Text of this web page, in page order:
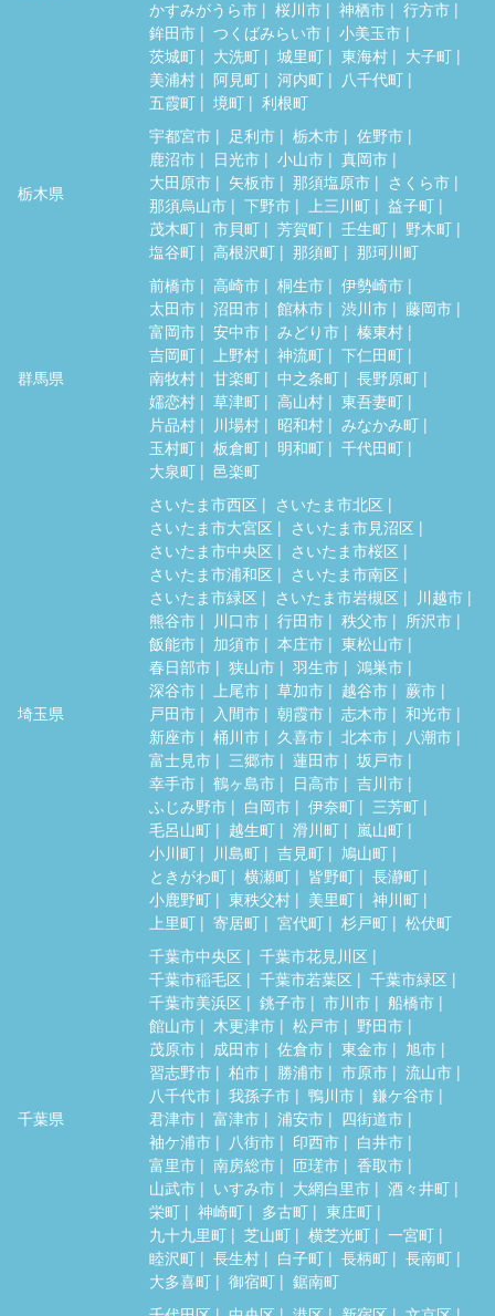
かすみがうら市
桜川市 神栖市
行方市
鉾田市
つくばみらい市
小美玉市
茨城町
大洗町 城里町 東海村
大子町
美浦村
阿見町 河内町
八千代町
五霞町
境町 利根町
栃木県
宇都宮市 足利市 栃木市
佐野市
鹿沼市
日光市 小山市
真岡市
大田原市
矢板市 那須塩原市
さくら市
那須烏山市
下野市 上三川町
益子町
茂木町
市貝町 芳賀町 壬生町
野木町
塩谷町
高根沢町 那須町 那珂川町
群馬県
前橋市 高崎市 桐生市
伊勢崎市
太田市
沼田市 館林市 渋川市
藤岡市
富岡市
安中市 みどり市
榛東村
吉岡町
上野村 神流町
下仁田町
南牧村
甘楽町 中之条町
長野原町
嬬恋村
草津町 高山村
東吾妻町
片品村
川場村 昭和村
みなかみ町
玉村町
板倉町 明和町
千代田町
大泉町
邑楽町
埼玉県
さいたま市西区
さいたま市北区
さいたま市大宮区
さいたま市見沼区
さいたま市中央区
さいたま市桜区
さいたま市浦和区
さいたま市南区
さいたま市緑区
さいたま市岩槻区
川越市
熊谷市
川口市 行田市 秩父市
所沢市
飯能市
加須市 本庄市
東松山市
春日部市
狭山市 羽生市
鴻巣市
深谷市
上尾市 草加市 越谷市
蕨市
戸田市
入間市 朝霞市 志木市
和光市
新座市
桶川市 久喜市 北本市
八潮市
富士見市
三郷市 蓮田市
坂戸市
幸手市
鶴ヶ島市 日高市
吉川市
ふじみ野市
白岡市 伊奈町
三芳町
毛呂山町
越生町 滑川町
嵐山町
小川町
川島町 吉見町
鳩山町
ときがわ町
横瀬町 皆野町
長瀞町
小鹿野町
東秩父村 美里町
神川町
上里町
寄居町 宮代町 杉戸町 松伏町
千葉県
千葉市中央区
千葉市花見川区
千葉市稲毛区
千葉市若葉区
千葉市緑区
千葉市美浜区
銚子市 市川市
船橋市
館山市
木更津市 松戸市
野田市
茂原市
成田市 佐倉市 東金市
旭市
習志野市
柏市 勝浦市 市原市
流山市
八千代市
我孫子市 鴨川市
鎌ケ谷市
君津市
富津市 浦安市
四街道市
袖ケ浦市
八街市 印西市
白井市
富里市
南房総市 匝瑳市
香取市
山武市
いすみ市 大網白里市
酒々井町
栄町
神崎町 多古町
東庄町
九十九里町
芝山町 横芝光町
一宮町
睦沢町
長生村 白子町 長柄町
長南町
大多喜町
御宿町
鋸南町